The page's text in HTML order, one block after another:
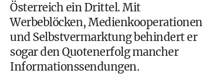
Österreich ein Drittel. Mit
Werbeblöcken, Medienkooperationen
und Selbstvermarktung behindert er
sogar den Quotenerfolg mancher
Informationssendungen.